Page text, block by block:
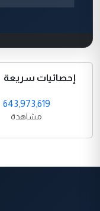
إحصائيات سريعة
643,973,619
مشاهدة